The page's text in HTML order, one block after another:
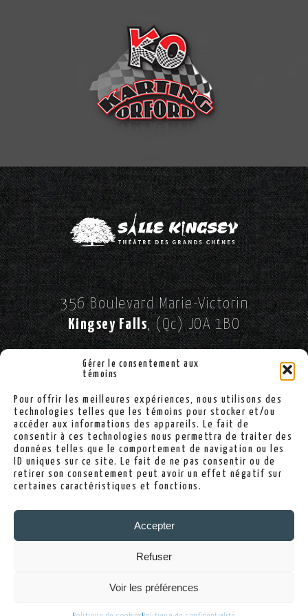
Gérer le consentement aux
témoins
Pour offrir les meilleures expériences, nous utilisons des
technologies telles que les témoins pour stocker et/ou
accéder aux informations des appareils. Le fait de
consentir à ces technologies nous permettra de traiter des
données telles que le comportement de navigation ou les
ID uniques sur ce site. Le fait de ne pas consentir ou de
retirer son consentement peut avoir un effet négatif sur
certaines caractéristiques et fonctions.
Accepter
Refuser
Voir les préférences
356 Boulevard Marie-Victorin
Kingsey Falls, (Qc) JOA 1BO
SUIVEZ-NOUS SUR FACEBOOK!
(819) 363-2900
info@sallekingsey.com
Politique de confidentialité
Politique de cookies
© Théâtre des Grands Chênes - 2026. Tous droits réservés